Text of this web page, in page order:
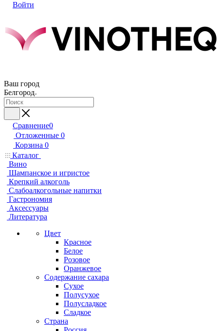
Войти
Ваш город
Белгород
Сравнение0
Отложенные 0
Корзина 0
Каталог
Вино
Шампанское и игристое
Крепкий алкоголь
Слабоалкогольные напитки
Гастрономия
Аксессуары
Литература
Цвет
Красное
Белое
Розовое
Оранжевое
Содержание сахара
Сухое
Полусухое
Полусладкое
Сладкое
Страна